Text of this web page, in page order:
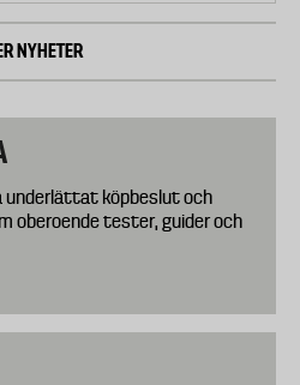
NYHETER
underlättat köpbeslut och
oberoende tester, guider och